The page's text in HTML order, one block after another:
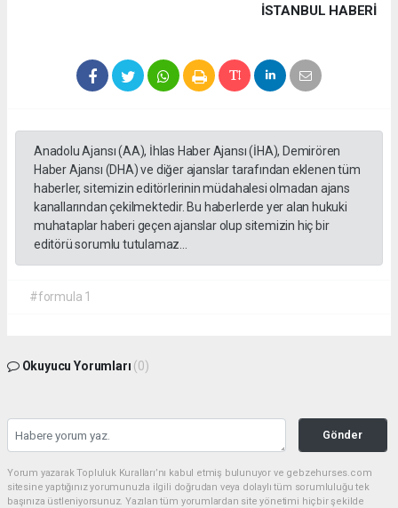
İSTANBUL HABERİ
Anadolu Ajansı (AA), İhlas Haber Ajansı (İHA), Demirören
Haber Ajansı (DHA) ve diğer ajanslar tarafından eklenen tüm
haberler, sitemizin editörlerinin müdahalesi olmadan ajans
kanallarından çekilmektedir. Bu haberlerde yer alan hukuki
muhataplar haberi geçen ajanslar olup sitemizin hiç bir
editörü sorumlu tutulamaz...
#formula 1
Okuyucu Yorumları (0)
Gönder
Yorum yazarak Topluluk Kuralları’nı kabul etmiş bulunuyor ve gebzehurses.com
sitesine yaptığınız yorumunuzla ilgili doğrudan veya dolaylı tüm sorumluluğu tek
başınıza üstleniyorsunuz. Yazılan tüm yorumlardan site yönetimi hiçbir şekilde